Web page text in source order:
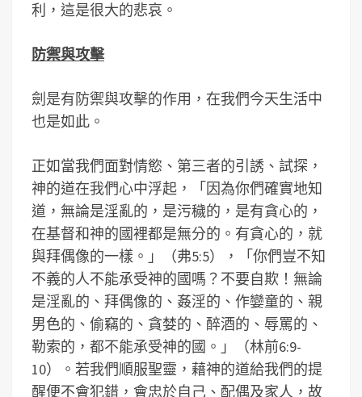
利，這是很大的悲哀。
防禦與攻擊
劍是有防禦與攻擊的作用，在我們今天生活中
也是如此。
正如當我們面對情慾、第三者的引誘、試探，
神的道在我們心中浮起，「因為你們確實地知
道，無論是淫亂的，是污穢的，是有貪心的，
在基督和神的國裡都是無分的。有貪心的，就
與拜偶像的一樣。」（弗5:5），「你們豈不知
不義的人不能承受神的國嗎？不要自欺！無論
是淫亂的、拜偶像的、姦淫的、作孌童的、親
男色的、偷竊的、貪婪的、醉酒的、辱罵的、
勒索的，都不能承受神的國。」（林前6:9-
10）。若我們順服聖靈，藉神的道給我們的提
醒便不會犯錯，會忠於自己、配偶及家人，故